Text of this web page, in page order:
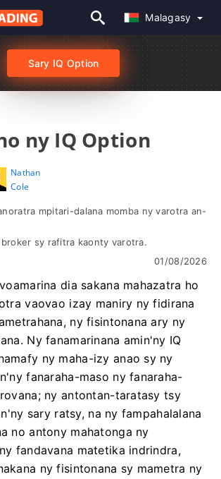
Malagasy
Sary IQ Option
ny IQ Option
Nathan
Cole
mpitari-dalana momba ny varotra an-
sy rafitra kaonty varotra.
01/08/2026
dia sakana mahazatra ho
vaovao izay maniry ny fidirana
ny fisintonana ary ny
Ny fanamarinana amin'ny IQ
ny maha-izy anao sy ny
fanaraha-maso ny fanaraha-
ny antontan-taratasy tsy
sary ratsy, na ny fampahalalana
no antony mahatonga ny
fandavana matetika indrindra,
ny fisintonana sy mametra ny